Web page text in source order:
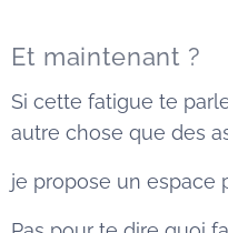
Et maintenant ?
Si cette fatigue te
autre chose que des
je propose un espace